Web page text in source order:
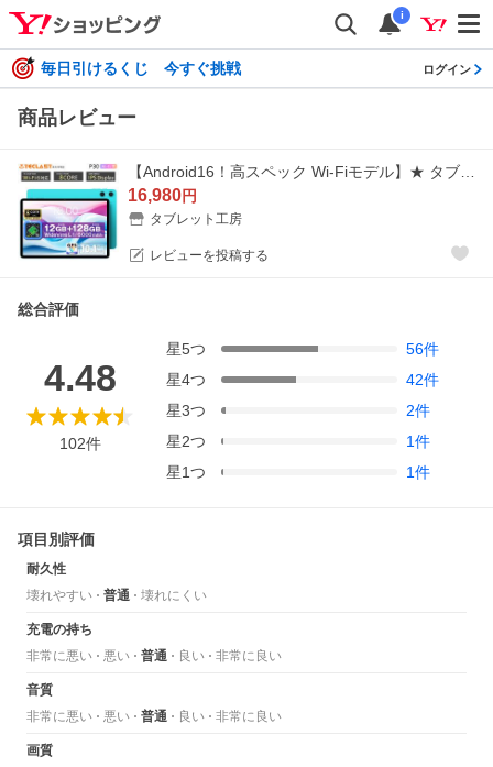
i
毎日引けるくじ 今すぐ挑戦 ログイン
商品レビュー
16,980円
タブレット工房
レビューを投稿する
総合評価
4.48
102件
星5つ 56件
星4つ 42件
星3つ 2件
星2つ 1件
星1つ 1件
項目別評価
耐久性
壊れやすい
普通 壊れにくい
充電の持ち
非常に悪い
悪い 普通 良い 非常に良い
音質
非常に悪い
悪い 普通 良い 非常に良い
画質